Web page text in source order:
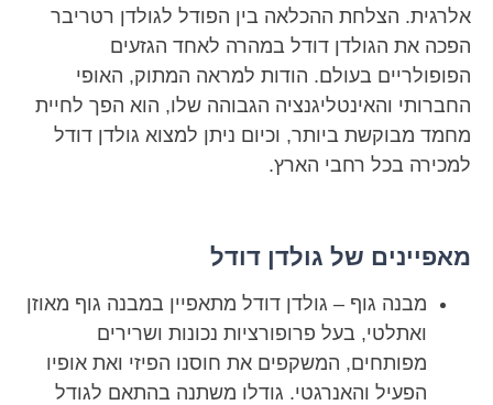
אלרגית. הצלחת ההכלאה בין הפודל לגולדן רטריבר
הפכה את הגולדן דודל במהרה לאחד הגזעים
הפופולריים בעולם. הודות למראה המתוק, האופי
החברותי והאינטליגנציה הגבוהה שלו, הוא הפך לחיית
מחמד מבוקשת ביותר, וכיום ניתן למצוא גולדן דודל
למכירה בכל רחבי הארץ.
מאפיינים של גולדן דודל
מבנה גוף – גולדן דודל מתאפיין במבנה גוף מאוזן
ואתלטי, בעל פרופורציות נכונות ושרירים
מפותחים, המשקפים את חוסנו הפיזי ואת אופיו
הפעיל והאנרגטי. גודלו משתנה בהתאם לגודל